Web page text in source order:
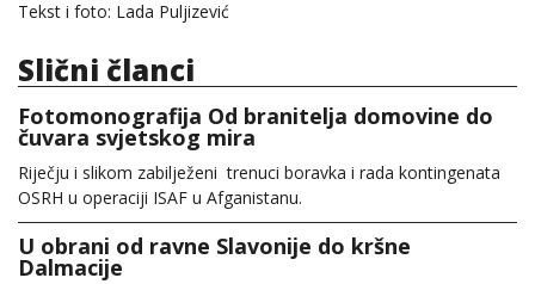
Tekst i foto: Lada Puljizević
Slični članci
Fotomonografija Od branitelja domovine do
čuvara svjetskog mira
Riječju i slikom zabilježeni trenuci boravka i rada kontingenata
OSRH u operaciji ISAF u Afganistanu.
U obrani od ravne Slavonije do kršne
Dalmacije